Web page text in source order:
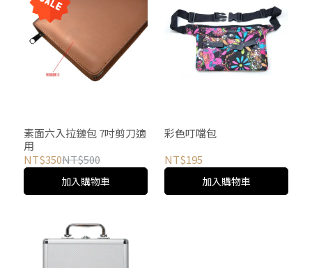
素面六入拉鏈包 7吋剪刀適
用
NT$350NT$500
加入購物車
彩色叮噹包
NT$195
加入購物車